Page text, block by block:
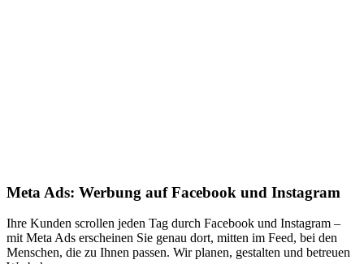
Meta Ads: Werbung auf Facebook und Instagram
Ihre Kunden scrollen jeden Tag durch Facebook und Instagram –
mit Meta Ads erscheinen Sie genau dort, mitten im Feed, bei den
Menschen, die zu Ihnen passen. Wir planen, gestalten und betreuen